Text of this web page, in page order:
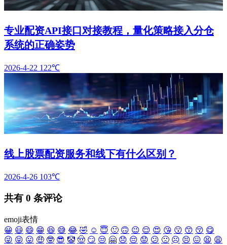
专业配资API接口对接教程，量化策略接入分仓
系统的正确姿势
2026-4-22 122℃
线上股票配资服务和线下有什么区别？
2026-4-26 103℃
共有 0 条评论
emoji表情
😀 😃 😄 😁 😆 😅 😂 🤣 ☺️ 😇 🙂 🙃 😉 😌 😍 😘 😗 😙 😚 😋
😜 😝 😛 🤑 🤓 😎 🤡 🤠 😏 😒 🤗 😞 😔 😟 😕 🙁 ☹️ 😣 😖 😫 😩